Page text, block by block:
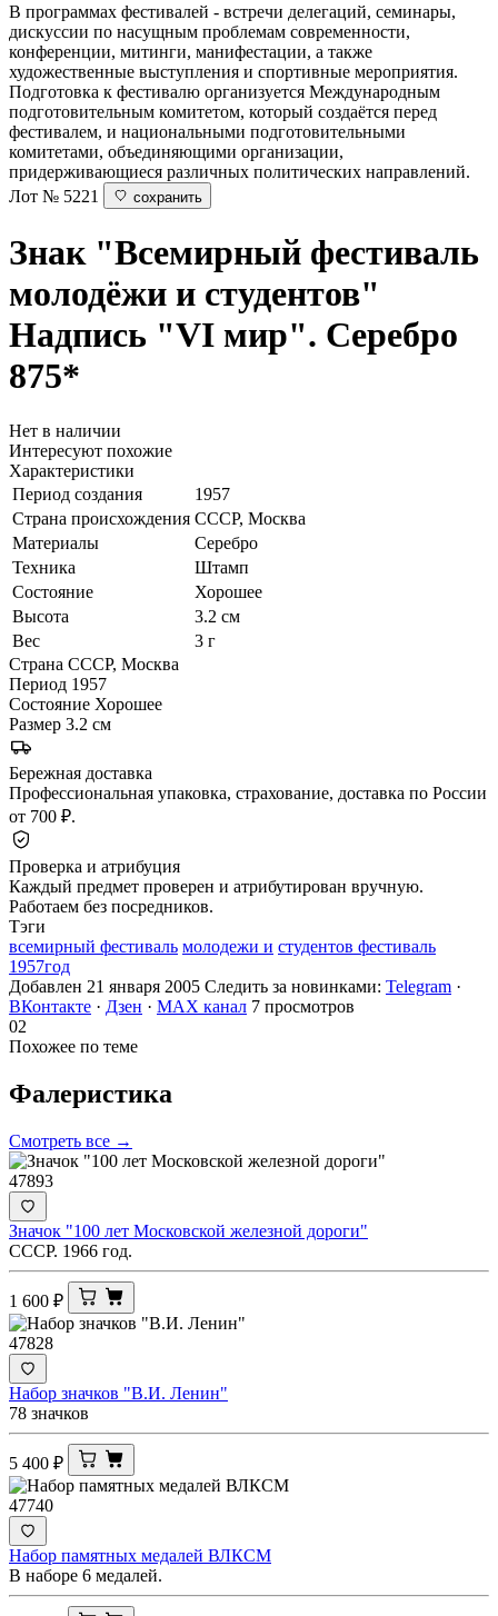
В программах фестивалей - встречи делегаций, семинары,
дискуссии по насущным проблемам современности,
конференции, митинги, манифестации, а также
художественные выступления и спортивные мероприятия.
Подготовка к фестивалю организуется Международным
подготовительным комитетом, который создаётся перед
фестивалем, и национальными подготовительными
комитетами, объединяющими организации,
придерживающиеся различных политических направлений.
Лот № 5221
сохранить
Знак "Всемирный фестиваль
молодёжи и студентов"
Надпись "VI мир". Серебро
875*
Нет в наличии
Интересуют похожие
Характеристики
Период создания
1957
Страна происхождения СССР, Москва
Материалы
Серебро
Техника
Штамп
Состояние
Хорошее
Высота
3.2 см
Вес
3 г
Страна СССР, Москва
Период 1957
Состояние Хорошее
Размер 3.2 см
Бережная доставка
Профессиональная упаковка, страхование, доставка по России
от 700 ₽.
Проверка и атрибуция
Каждый предмет проверен и атрибутирован вручную.
Работаем без посредников.
Тэги
всемирный фестиваль молодежи и студентов фестиваль
1957год
Добавлен 21 января 2005 Следить за новинками: Telegram ·
ВКонтакте · Дзен · MAX канал 7 просмотров
02
Похожее по теме
Фалеристика
Смотреть все →
47893
Значок "100 лет Московской железной дороги"
СССР. 1966 год.
1 600 ₽
47828
Набор значков "В.И. Ленин"
78 значков
5 400 ₽
47740
Набор памятных медалей ВЛКСМ
В наборе 6 медалей.